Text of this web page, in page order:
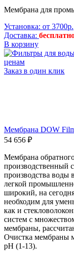
Мембрана для
Установка: от 3700р.
Доставка:
В корзину
Заказ в один клик
Мембрана DOW
54 656 ₽
Мембрана
производственный
производства воды
легкой
широкий, на
необходим для
как и
систем с
мембраны,
Очистка мембраны
pH (1-13).